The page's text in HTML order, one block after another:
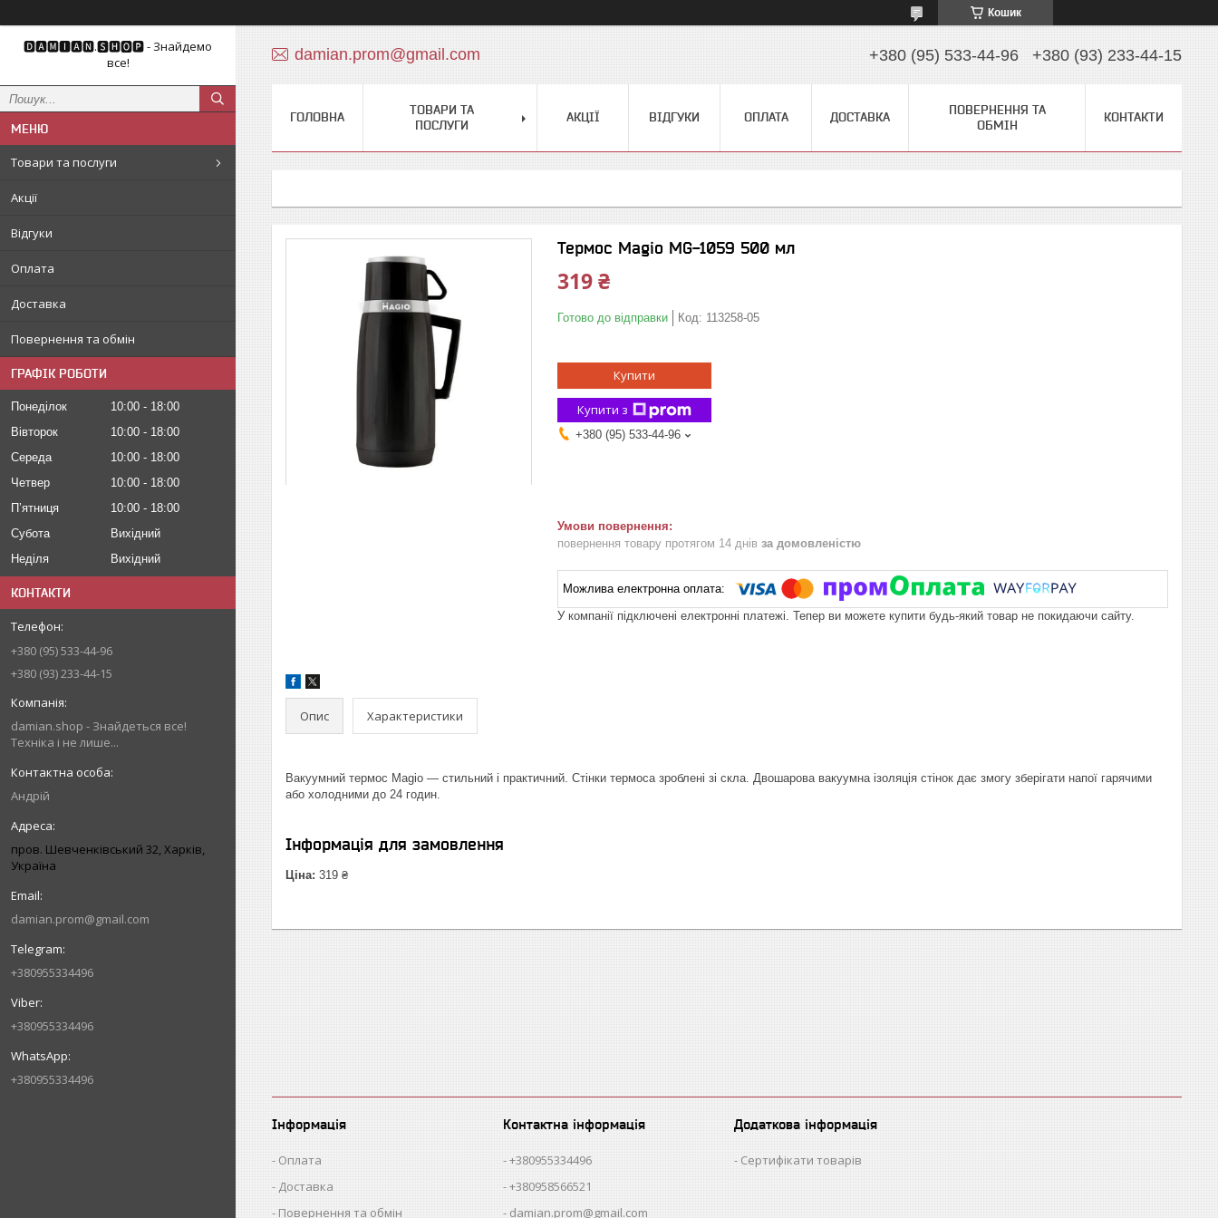
Кошик
🅳🅰🅼🅸🅰🅽.🆂🅷🅾🅿 - Знайдемо
все!
Товари та послуги
Акції
Відгуки
Оплата
Доставка
Повернення та обмін
ГРАФІК РОБОТИ
Понеділок 10:00
18:00
Вівторок
10:00
18:00
Середа
10:00
18:00
Четвер
10:00
18:00
Пʼятниця
10:00
18:00
Субота
Вихідний
Неділя
Вихідний
КОНТАКТИ
+380 (95) 533-44-96
+380 (93) 233-44-15
damian.shop - Знайдеться все!
Техніка і не лише...
Андрій
пров. Шевченківський 32, Харків,
Україна
damian.prom@gmail.com
+380955334496
+380955334496
+380955334496
damian.prom@gmail.com +380 (95) 533-44-96 +380 (93) 233-44-15
ГОЛОВНА
ТОВАРИ ТА
ПОСЛУГИ
АКЦІЇ ВІДГУКИ ОПЛАТА ДОСТАВКА
ПОВЕРНЕННЯ ТА
ОБМІН
КОНТАКТИ
Термос Magio MG-1059 500 мл
319 ₴
Готово до відправки Код: 113258-05
Купити
Купити з
+380 (95) 533-44-96
повернення товару протягом 14 днів за домовленістю
У компанії підключені електронні платежі. Тепер ви можете купити будь-який товар не покидаючи сайту.
Опис Характеристики
Вакуумний термос Magio — стильний і практичний. Стінки термоса зроблені зі скла. Двошарова вакуумна ізоляція стінок дає змогу зберігати напої гарячими
або холодними до 24 годин.
Інформація для замовлення
Ціна: 319 ₴
Інформація
Оплата
Доставка
Повернення та обмін
Контактна інформація
+380955334496
+380958566521
damian.prom@gmail.com
Додаткова інформація
Сертифікати товарів